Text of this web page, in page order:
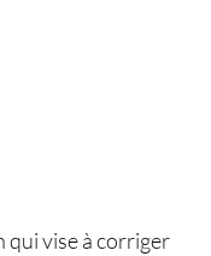
qui vise à corriger